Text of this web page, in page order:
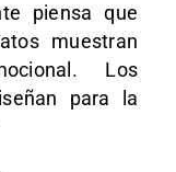
piensa que
muestran
Los
para la